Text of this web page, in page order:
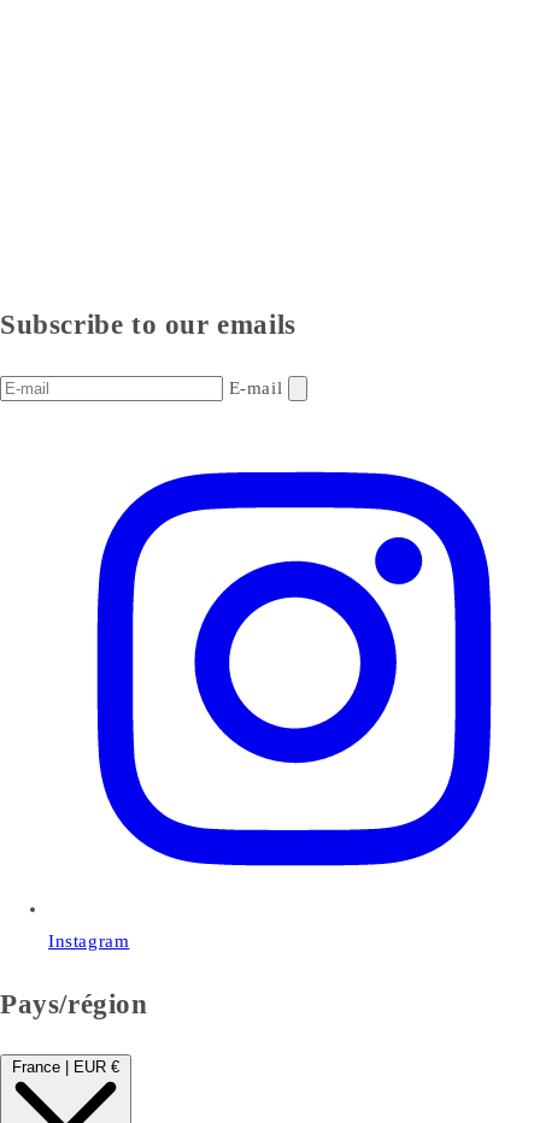
Subscribe to our emails
E-mail
Instagram
Pays/région
France | EUR €